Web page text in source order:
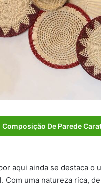
Composição De Parede
aqui ainda se destaca o
Com uma natureza rica,